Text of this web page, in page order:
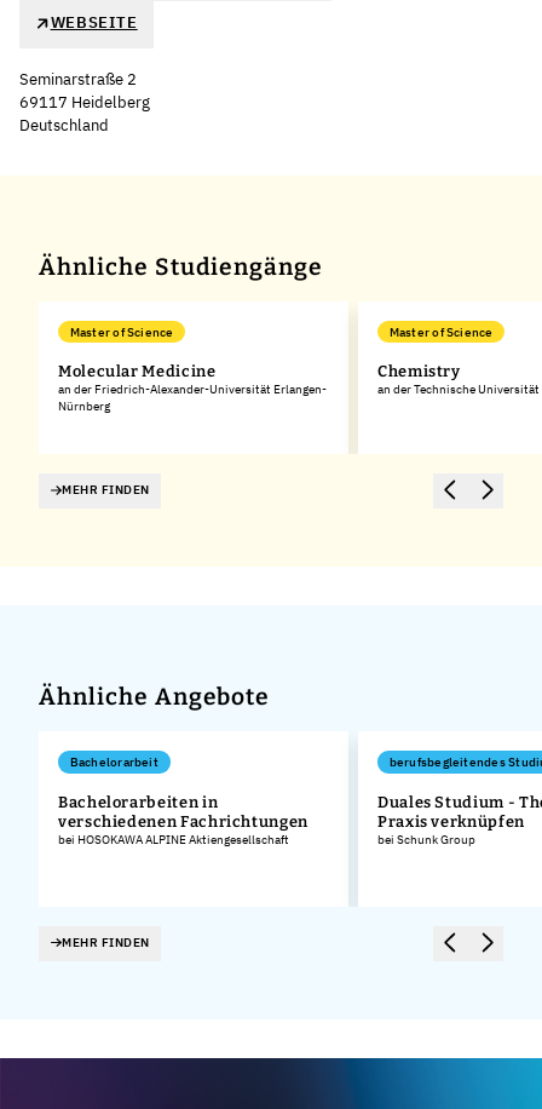
WEBSEITE
Seminarstraße 2
69117 Heidelberg
Deutschland
Ähnliche Studiengänge
Master of Science
Molecular Medicine
an der Friedrich-Alexander-Universität Erlangen-
Nürnberg
Master of Science
Chemistry
an der Technische Universität
MEHR FINDEN
Ähnliche Angebote
Bachelorarbeit
Bachelorarbeiten in
verschiedenen Fachrichtungen
bei HOSOKAWA ALPINE Aktiengesellschaft
berufsbegleitendes
Duales Studium -
Praxis verknüpfen
bei Schunk Group
MEHR FINDEN